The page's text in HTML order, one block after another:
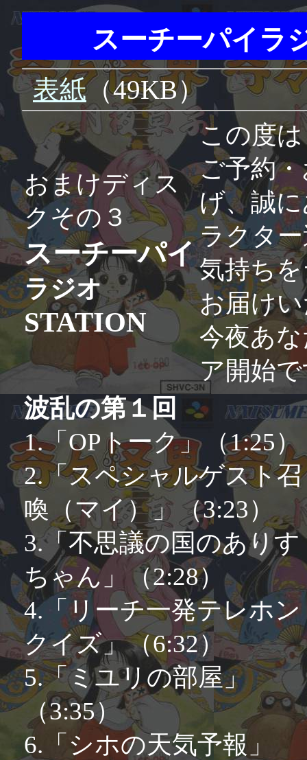
スーチーパイラ
表紙（49KB）
おまけディス
クその３
スーチーパイ
ラジオ
STATION
この度
ご予約
げ、誠
ラクタ
気持ち
お届け
今夜あ
ア開始
波乱の第１回
1.「OPトーク」（1:25）
2.「スペシャルゲスト召
喚（マイ）」（3:23）
3.「不思議の国のありす
ちゃん」（2:28）
4.「リーチ一発テレホン
クイズ」（6:32）
5.「ミユリの部屋」
（3:35）
6.「シホの天気予報」